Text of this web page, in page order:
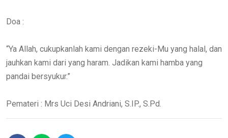
Doa :
“Ya Allah, cukupkanlah kami dengan rezeki-Mu yang halal, dan
jauhkan kami dari yang haram. Jadikan kami hamba yang
pandai bersyukur.”
Pemateri : Mrs Uci Desi Andriani, S.IP., S.Pd.